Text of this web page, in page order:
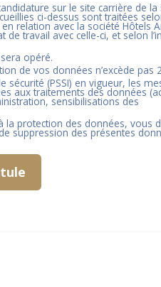
sur le site carrière de la
ci-dessus sont traitées
relation avec la sociétéHôtels
de travail avec celle-ci, et selon
opéré.
de vos données n’excède pas 2
sécurité (PSSI) en vigueur, les
aux traitements des données
sensibilisations des
protection des données, vous
suppression des présentes